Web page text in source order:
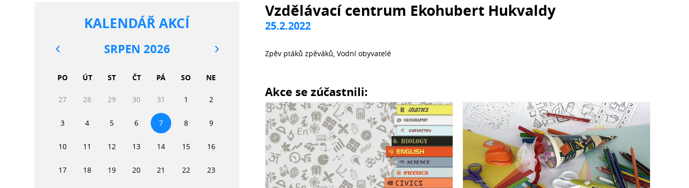
Vzdělávací centrum Ekohubert Hukvaldy
25.2.2022
Zpěv ptáků zpěváků, Vodní obyvatelé
Akce se zúčastnili:
KALENDÁŘ AKCÍ
SRPEN 2026
PO ÚT ST ČT PÁ SO NE
27 28 29 30 31 1 2
3 4 5 6 7 8 9
10 11 12 13 14 15 16
17 18 19 20 21 22 23